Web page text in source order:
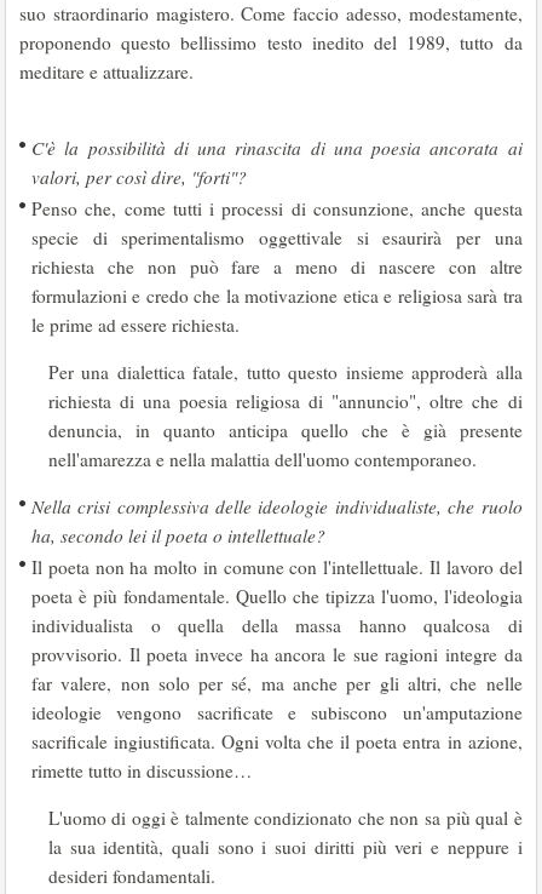
suo straordinario magistero. Come faccio adesso, modestamente,
proponendo questo bellissimo testo inedito del 1989, tutto da
meditare e attualizzare.
C'è la possibilità di una rinascita di una poesia ancorata ai
valori, per così dire, "forti"?
Penso che, come tutti i processi di consunzione, anche questa
specie di sperimentalismo oggettivale si esaurirà per una
richiesta che non può fare a meno di nascere con altre
formulazioni e credo che la motivazione etica e religiosa sarà tra
le prime ad essere richiesta.
Per una dialettica fatale, tutto questo insieme approderà alla
richiesta di una poesia religiosa di "annuncio", oltre che di
denuncia, in quanto anticipa quello che è già presente
nell'amarezza e nella malattia dell'uomo contemporaneo.
Nella crisi complessiva delle ideologie individualiste, che ruolo
ha, secondo lei il poeta o intellettuale?
Il poeta non ha molto in comune con l'intellettuale. Il lavoro del
poeta è più fondamentale. Quello che tipizza l'uomo, l'ideologia
individualista o quella della massa hanno qualcosa di
provvisorio. Il poeta invece ha ancora le sue ragioni integre da
far valere, non solo per sé, ma anche per gli altri, che nelle
ideologie vengono sacrificate e subiscono un'amputazione
sacrificale ingiustificata. Ogni volta che il poeta entra in azione,
rimette tutto in discussione…
L'uomo di oggi è talmente condizionato che non sa più qual è
la sua identità, quali sono i suoi diritti più veri e neppure i
desideri fondamentali.